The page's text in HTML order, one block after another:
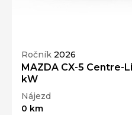
Ročník 2026
MAZDA CX-5 Centre-
kW
Nájezd
0 km